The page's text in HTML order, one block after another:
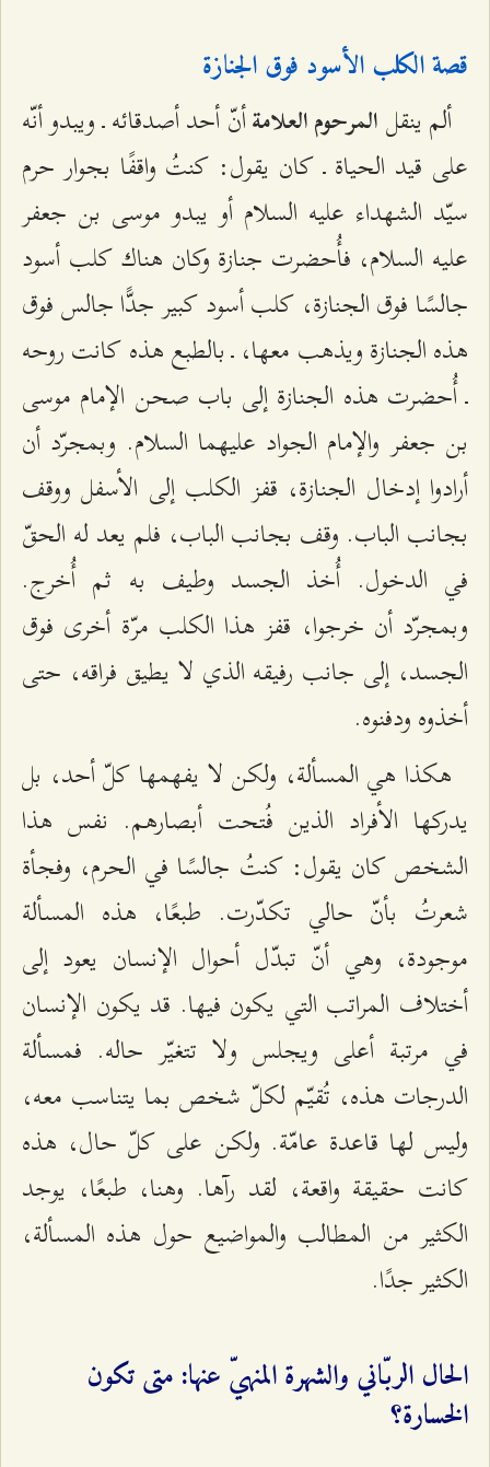
قصة الكلب الأسود فوق الجنازة
ألم ينقلالمرحوم العلامةأنّ أحد أصدقائه ـ ويبدو أنّه
على قيد الحياة ـ كان يقول: كنتُ واقفًا بجوار حرم
سيّد الشهداء عليه السلام أو يبدو موسى بن جعفر
عليه السلام، فأُحضرت جنازة وكان هناك كلب أسود
جالسًا فوق الجنازة، كلب أسود كبير جدًّا جالس فوق
هذه الجنازة ويذهب معها، ـ بالطبع هذه كانت روحه
ـ أُحضرت هذه الجنازة إلى باب صحن الإمام موسى
بن جعفر والإمام الجواد عليهما السلام. وبمجرّد أن
أرادوا إدخال الجنازة، قفز الكلب إلى الأسفل ووقف
بجانب الباب. وقف بجانب الباب، فلم يعد له الحقّ
في الدخول. أُخذ الجسد وطيف به ثم أُخرج.
وبمجرّد أن خرجوا، قفز هذا الكلب مرّة أخرى فوق
الجسد، إلى جانب رفيقه الذي لا يطيق فراقه، حتى
أخذوه ودفنوه.
هكذا هي المسألة، ولكن لا يفهمها كلّ أحد، بل
يدركها الأفراد الذين فُتحت أبصارهم. نفس هذا
الشخص كان يقول: كنتُ جالسًا في الحرم، وفجأة
شعرتُ بأنّ حالي تكدّرت. طبعًا، هذه المسألة
موجودة، وهي أنّ تبدّل أحوال الإنسان يعود إلى
أختلاف المراتب التي يكون فيها. قد يكون الإنسان
في مرتبة أعلى ويجلس ولا تتغيّر حاله. فمسألة
الدرجات هذه، تُقيّم لكلّ شخص بما يتناسب معه،
وليس لها قاعدة عامّة. ولكن على كلّ حال، هذه
كانت حقيقة واقعة، لقد رآها. وهنا، طبعًا، يوجد
الكثير من المطالب والمواضيع حول هذه المسألة،
الكثير جدًا.
الحال الربّاني والشهرة المنهيّ عنها: متى تكون
الخسارة؟